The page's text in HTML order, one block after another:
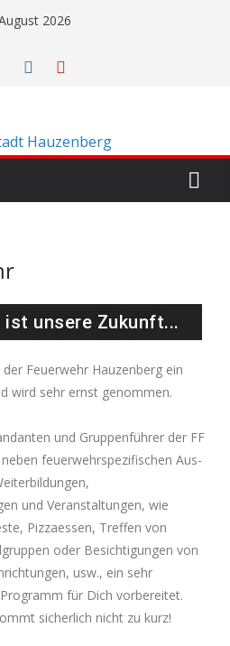
2026
ist unsere Zukunft...
Feuerwehr Hauzenberg ein
wird sehr ernst genommen.
und Gruppenführer der FF
feuerwehrspezifischen Aus-
und Veranstaltungen, wie
Pizzaessen, Treffen von
oder Besichtigungen von
usw., ein sehr
für Dich vorbereitet.
sicherlich nicht zu kurz!